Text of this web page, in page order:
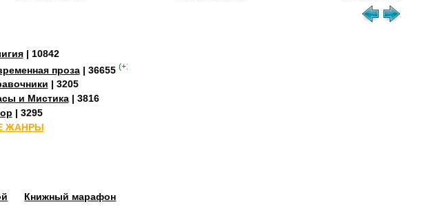
| 10842
проза| 36655 (+1)
| 3205
и Мистика| 3816
| 3295
ЖАНРЫ
Книжный марафон